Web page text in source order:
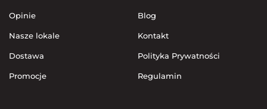
Opinie
Nasze lokale
Dostawa
Promocje
Blog
Kontakt
Polityka Prywatności
Regulamin